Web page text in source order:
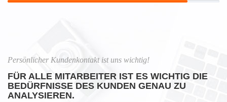
Persönlicher Kundenkontakt ist uns wichtig!
FÜR ALLE MITARBEITER IST ES WICHTIG DIE
BEDÜRFNISSE DES KUNDEN GENAU ZU
ANALYSIEREN.